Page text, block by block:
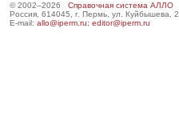
© 2002–2026 Справочная система АЛЛО
Россия, 614045, г. Пермь, ул. Куйбышева, 2
E-mail: allo@iperm.ru; editor@iperm.ru